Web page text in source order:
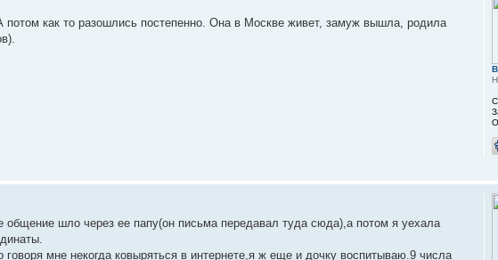
как то разошлись постепенно. Она в Москве живет, замуж вышла, родила
шло через ее папу(он письма передавал туда сюда),а потом я уехала
мне некогда ковыряться в интернете,я ж еще и дочку воспитываю.9 числа